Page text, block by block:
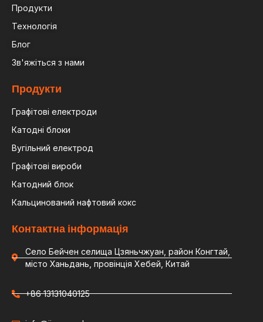
Продукти
Технологія
Блог
Зв'яжіться з нами
Продукти
Графітові електроди
Катодні блоки
Вугільний електрод
Графітові вироби
Катодний блок
Кальцинований нафтовий кокс
Контактна інформація
Село Бейчен селища Цзяньчжуан, район Конгтай,
місто Ханьдань, провінція Хебей, Китай
+86 13131040125